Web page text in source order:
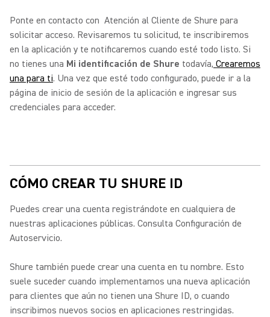
Ponte en contacto con Atención al Cliente de Shure para
solicitar acceso. Revisaremos tu solicitud, te inscribiremos
en la aplicación y te notificaremos cuando esté todo listo. Si
no tienes una Mi identificación de Shure todavía, Crearemos
una para ti. Una vez que esté todo configurado, puede ir a la
página de inicio de sesión de la aplicación e ingresar sus
credenciales para acceder.
CÓMO CREAR TU SHURE ID
Puedes crear una cuenta registrándote en cualquiera de
nuestras aplicaciones públicas. Consulta Configuración de
Autoservicio.
Shure también puede crear una cuenta en tu nombre. Esto
suele suceder cuando implementamos una nueva aplicación
para clientes que aún no tienen una Shure ID, o cuando
inscribimos nuevos socios en aplicaciones restringidas.